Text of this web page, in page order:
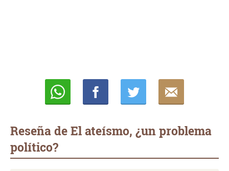
Reseña de El ateísmo, ¿un problema
político?